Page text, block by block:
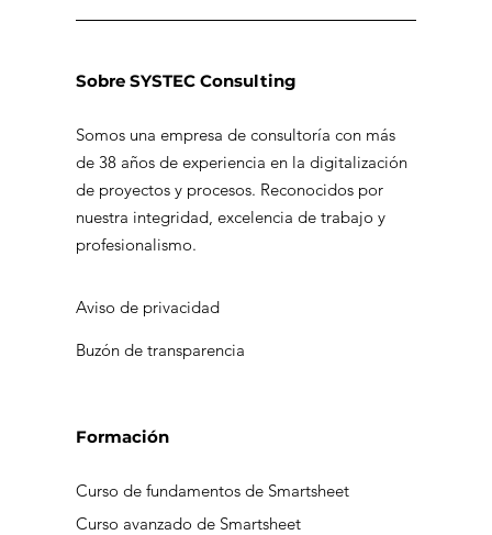
Formación
Curso de fundamentos de Smartsheet
Curso avanzado de Smartsheet
Sobre SYSTEC Consulting
Somos una empresa de consultoría con más
de 38 años de experiencia en la digitalización
de proyectos y procesos. Reconocidos por
nuestra integridad, excelencia de trabajo y
profesionalismo.
Aviso de privacidad
Buzón de transparencia